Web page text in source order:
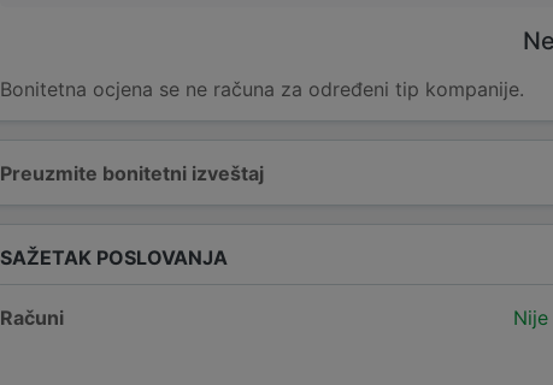
Preuzmite bonitetni izveštaj
Bonitetna ocjena se ne računa za određeni tip kompanije.
SAŽETAK POSLOVANJA
Računi